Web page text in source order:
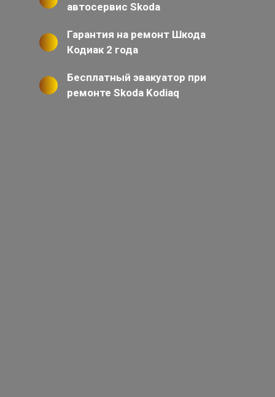
автосервис Skoda
Гарантия на ремонт Шкода
Кодиак 2 года
Бесплатный эвакуатор при
ремонте Skoda Kodiaq